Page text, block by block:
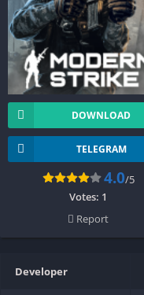
DOWNLOAD
TELEGRAM
4.0/5
Votes: 1
Report
Developer